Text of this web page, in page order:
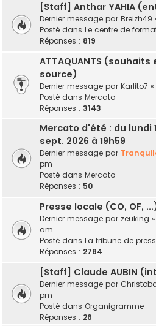
[Staff] Anthar YAHIA
Dernier message par Breizh49
Posté dans Le centre de
Réponses : 819
ATTAQUANTS
source)
Dernier message par Karlito7 «
Posté dans Mercato
Réponses : 3143
Mercato d'été : du lundi
sept. 2026 à 19h59
Dernier message par
pm
Posté dans Mercato
Réponses : 50
Presse locale (CO, OF,
Dernier message par zeuking «
am
Posté dans La tribune de
Réponses : 2784
[Staff] Claude AUBIN
Dernier message par
pm
Posté dans Organigramme
Réponses : 26